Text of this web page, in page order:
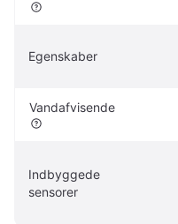
Egenskaber
Vandafvisende
Indbyggede
sensorer